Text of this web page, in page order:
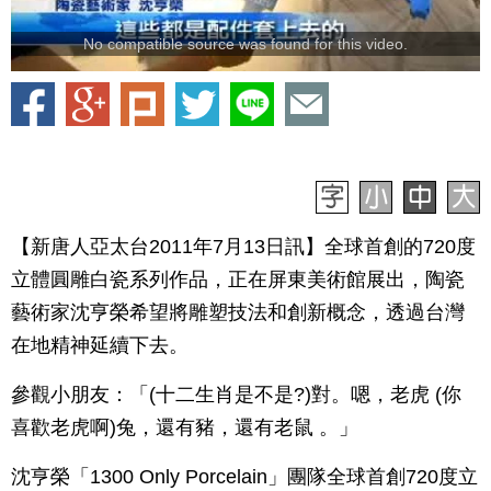
No compatible source was found for this video.
【新唐人亞太台2011年7月13日訊】全球首創的720度
立體圓雕白瓷系列作品，正在屏東美術館展出，陶瓷
藝術家沈亨榮希望將雕塑技法和創新概念，透過台灣
在地精神延續下去。
參觀小朋友：「(十二生肖是不是?)對。嗯，老虎 (你
喜歡老虎啊)兔，還有豬，還有老鼠 。」
沈亨榮「1300 Only Porcelain」團隊全球首創720度立